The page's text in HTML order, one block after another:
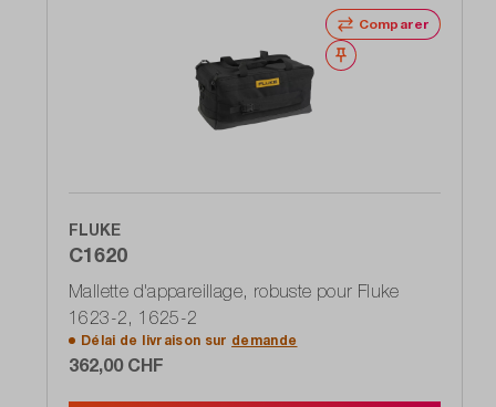
Comparer
Noter
FLUKE
C1620
Mallette d'appareillage, robuste pour Fluke
1623-2, 1625-2
Délai de livraison sur demande
362,00 CHF